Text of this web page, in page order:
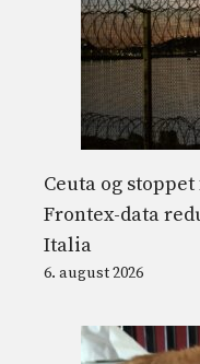
Ceuta og
Frontex-data
Italia
6. august 2026